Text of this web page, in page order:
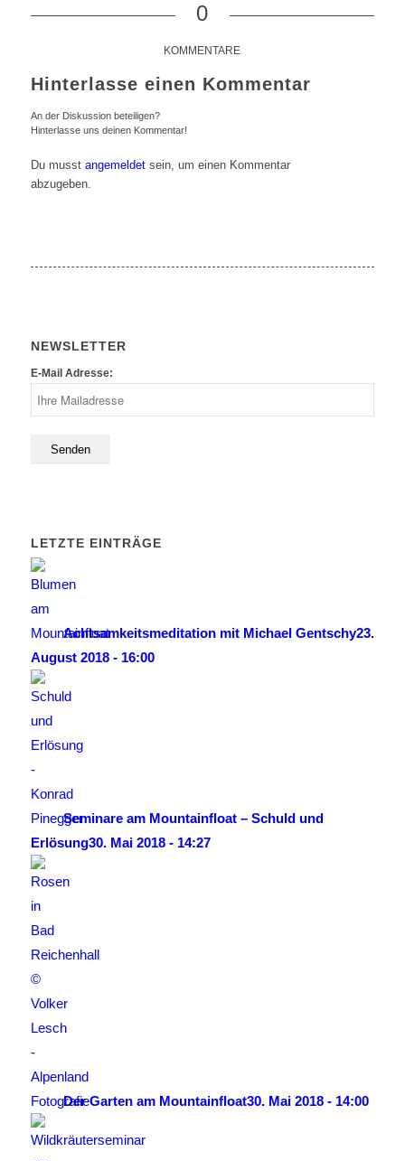
0
KOMMENTARE
Hinterlasse einen Kommentar
An der Diskussion beteiligen?
Hinterlasse uns deinen Kommentar!
Du musst angemeldetsein, um einen Kommentar
abzugeben.
NEWSLETTER
E-Mail Adresse:
LETZTE EINTRÄGE
Achtsamkeitsmeditation mit Michael Gentschy23.
August 2018 - 16:00
Seminare am Mountainfloat – Schuld und
Erlösung30. Mai 2018 - 14:27
Der Garten am Mountainfloat30. Mai 2018 - 14:00